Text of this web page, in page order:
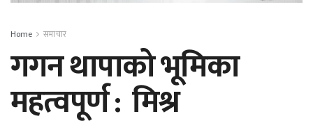
Home समाचार
गगन थापाको भूमिका
महत्वपूर्ण : मिश्र